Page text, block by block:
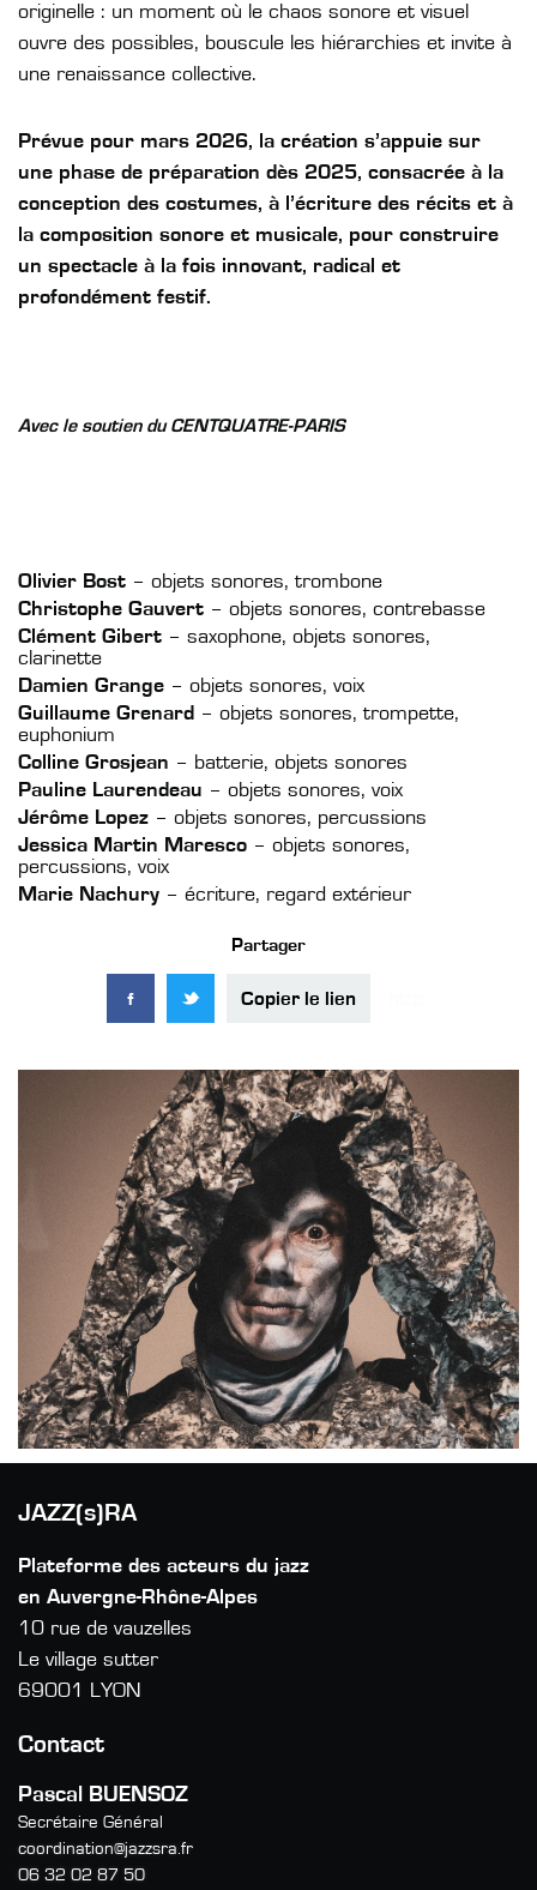
originelle : un moment où le chaos sonore et visuel
ouvre des possibles, bouscule les hiérarchies et invite à
une renaissance collective.
Prévue pour mars 2026, la création s’appuie sur
une phase de préparation dès 2025, consacrée à la
conception des costumes, à l’écriture des récits et à
la composition sonore et musicale, pour construire
un spectacle à la fois innovant, radical et
profondément festif.
Avec le soutien du CENTQUATRE-PARIS
Olivier Bost – objets sonores, trombone
Christophe Gauvert – objets sonores, contrebasse
Clément Gibert – saxophone, objets sonores,
clarinette
Damien Grange – objets sonores, voix
Guillaume Grenard – objets sonores, trompette,
euphonium
Colline Grosjean – batterie, objets sonores
Pauline Laurendeau – objets sonores, voix
Jérôme Lopez – objets sonores, percussions
Jessica Martin Maresco – objets sonores,
percussions, voix
Marie Nachury – écriture, regard extérieur
Partager
Copier le lien
JAZZ(s)RA
Plateforme des acteurs du jazz
en Auvergne-Rhône-Alpes
10 rue de vauzelles
Le village sutter
69001 LYON
Contact
Pascal BUENSOZ
Secrétaire Général
coordination@jazzsra.fr
06 32 02 87 50